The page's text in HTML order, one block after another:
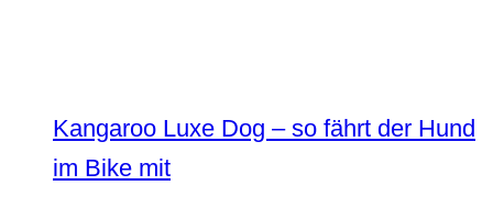
Kangaroo Luxe Dog – so fährt der Hund
im Bike mit